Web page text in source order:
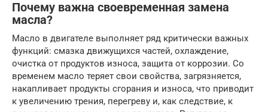
Почему важна своевременная замена
масла?
Масло в двигателе выполняет ряд критически важных
функций: смазка движущихся частей, охлаждение,
очистка от продуктов износа, защита от коррозии. Со
временем масло теряет свои свойства, загрязняется,
накапливает продукты сгорания и износа, что приводит
к увеличению трения, перегреву и, как следствие, к